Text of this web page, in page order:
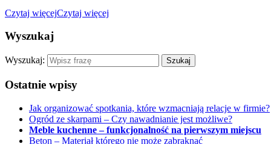
Czytaj więcejCzytaj więcej
Wyszukaj
Wyszukaj:
Ostatnie wpisy
Jak organizować spotkania, które wzmacniają relacje w firmie?
Ogród ze skarpami – Czy nawadnianie jest możliwe?
Meble kuchenne – funkcjonalność na pierwszym miejscu
Beton – Materiał którego nie może zabraknąć